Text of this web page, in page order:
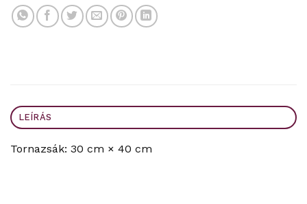
LEÍRÁS
Tornazsák: 30 cm × 40 cm